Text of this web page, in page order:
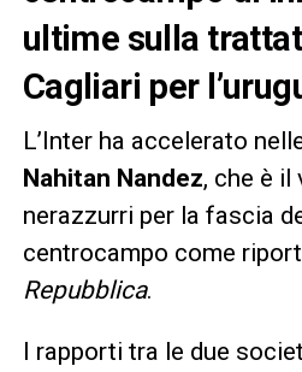
ultime sulla
Cagliari per
L’Inter ha accelerato
Nahitan Nandez, che è il
nerazzurri per la fascia
centrocampo come
Repubblica.
I rapporti tra le due